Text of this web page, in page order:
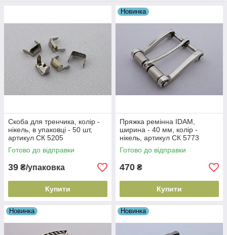
Скоба для тренчика, колір -
нікель, в упаковці - 50 шт,
артикул СК 5205
Готово до відправки
39 ₴/упаковка
Купити
Новинка
Пряжка ремінна IDAM,
ширина - 40 мм, колір -
нікель, артикул СК 5773
Готово до відправки
470 ₴
Купити
Новинка Новинка